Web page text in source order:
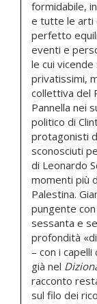
formidabile,
e tutte le arti
perfetto
eventi e
le cui
privatissimi,
collettiva del
Pannella nei
politico di
protagonisti
sconosciuti
di Leonardo
momenti più
Palestina.
pungente
sessanta e
profondità
– con i
già nel
racconto
sul filo dei